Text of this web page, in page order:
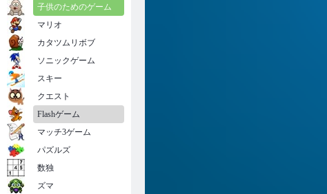
子供のためのゲーム
マリオ
カタツムリボブ
ソニックゲーム
スキー
クエスト
Flashゲーム
マッチ3ゲーム
パズルズ
数独
ズマ